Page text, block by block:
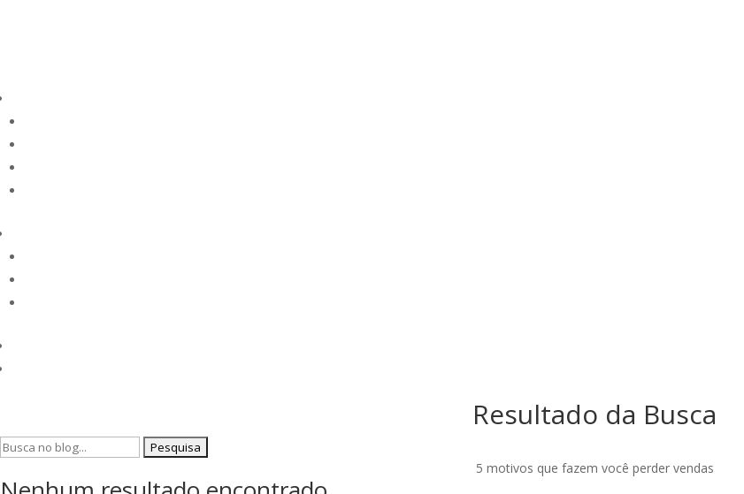
Resultado da Busca
Pesquisar
5 motivos que fazem você perder vendas